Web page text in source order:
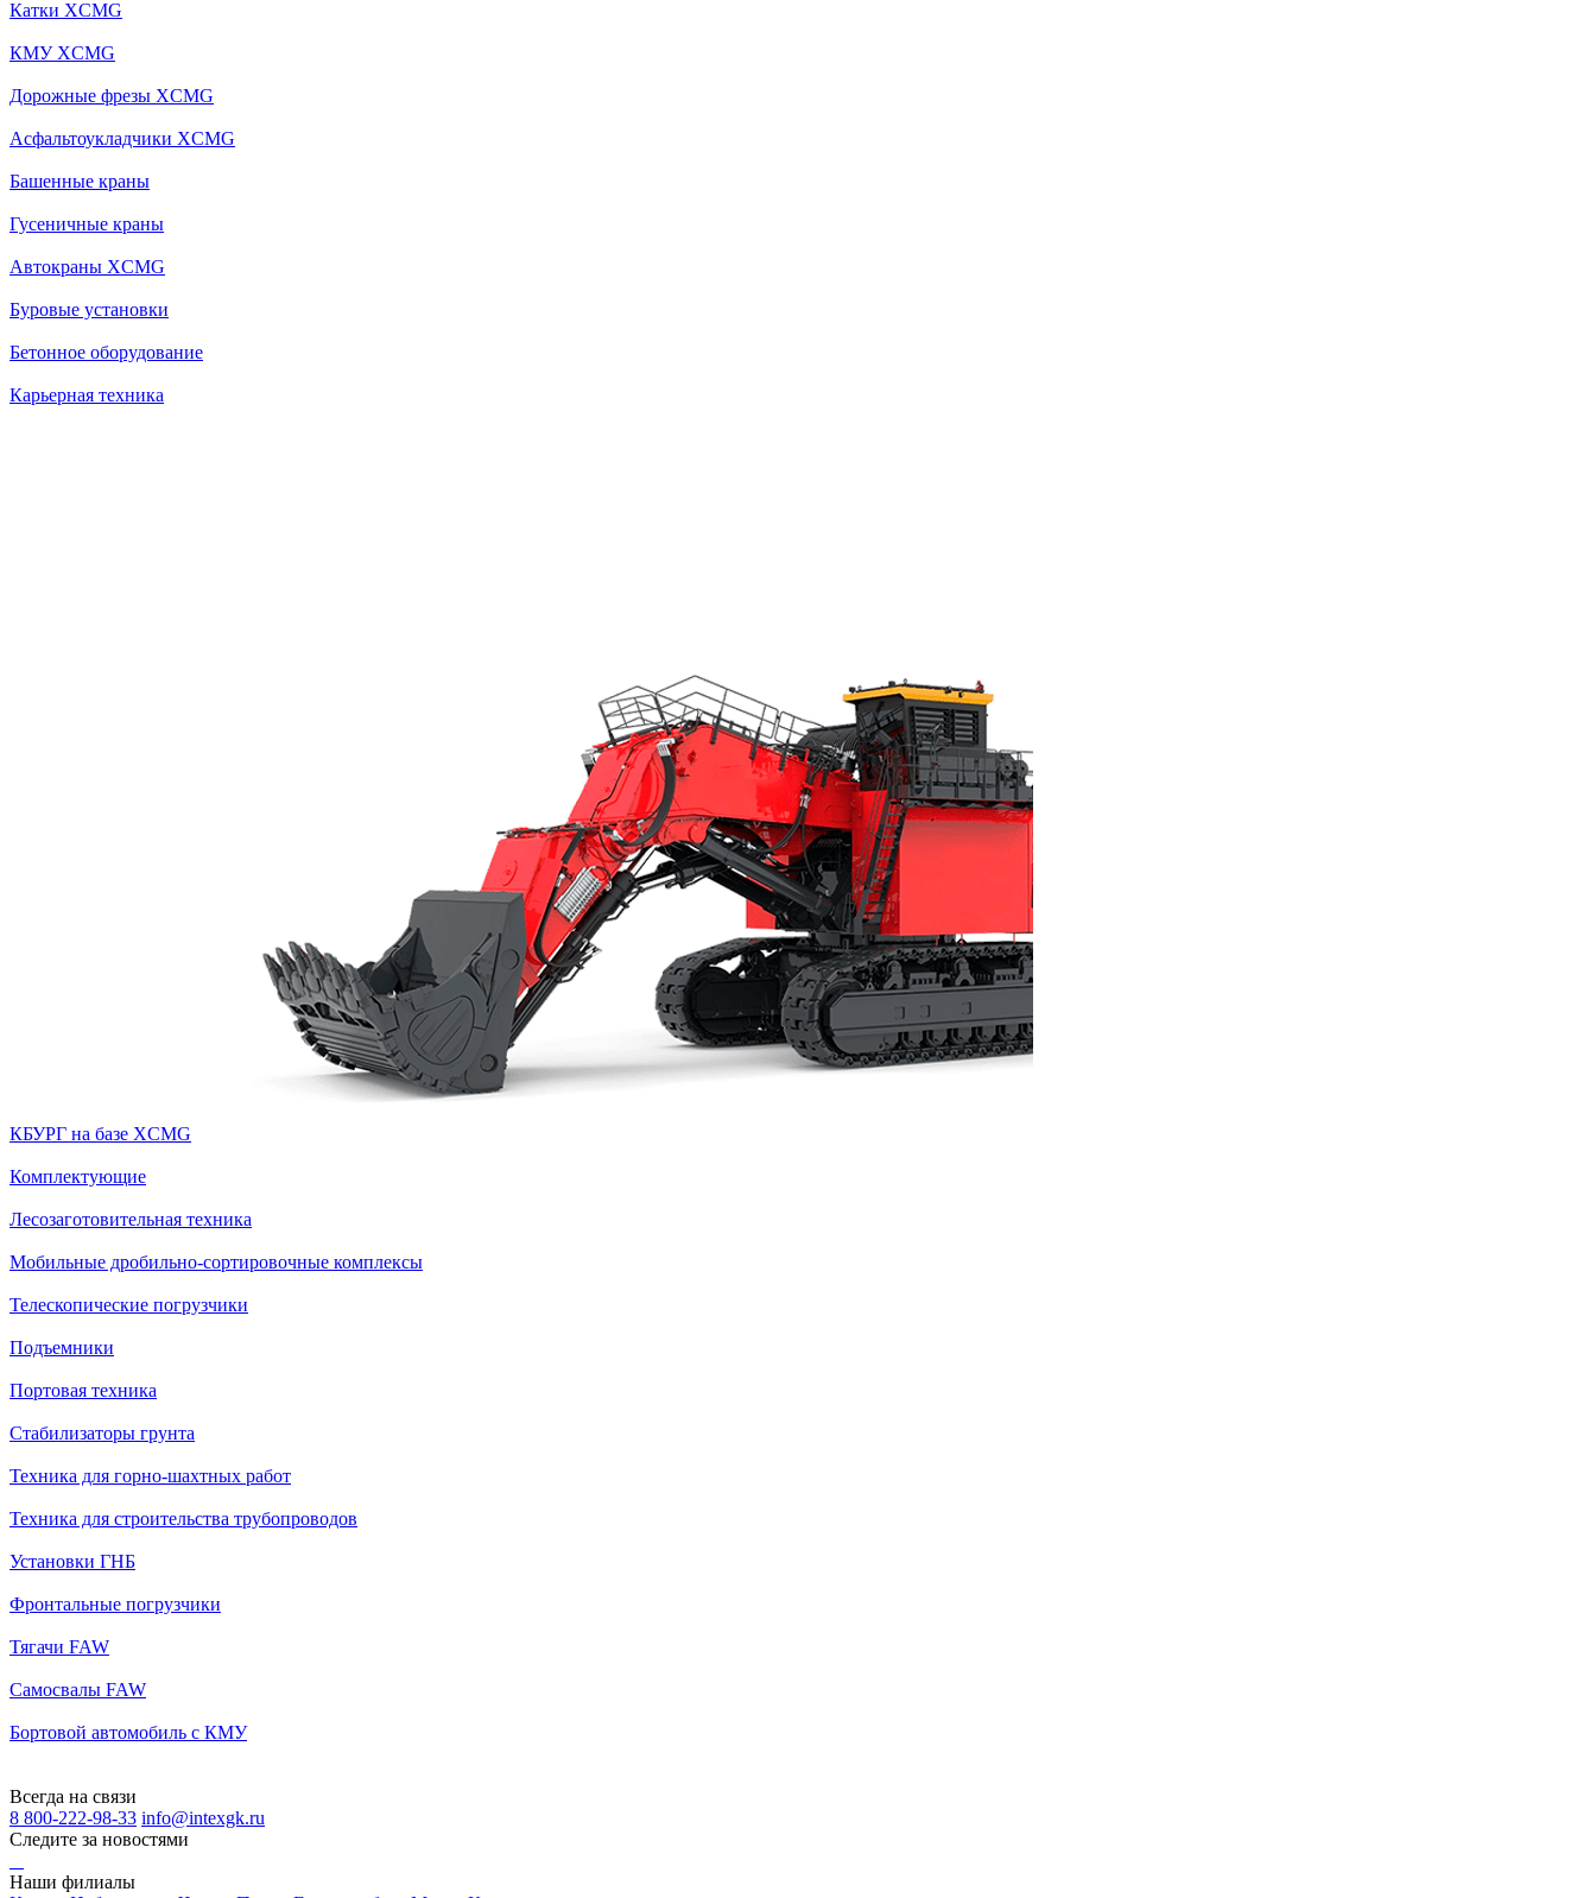
Катки XCMG
КМУ XCMG
Дорожные фрезы XCMG
Асфальтоукладчики XCMG
Башенные краны
Гусеничные краны
Автокраны XCMG
Буровые установки
Бетонное оборудование
Карьерная техника
КБУРГ на базе XCMG
Комплектующие
Лесозаготовительная техника
Мобильные дробильно-сортировочные комплексы
Телескопические погрузчики
Подъемники
Портовая техника
Стабилизаторы грунта
Техника для горно-шахтных работ
Техника для строительства трубопроводов
Установки ГНБ
Фронтальные погрузчики
Тягачи FAW
Самосвалы FAW
Бортовой автомобиль с КМУ
Всегда на связи
8 800-222-98-33 info@intexgk.ru
Следите за новостями
Наши филиалы